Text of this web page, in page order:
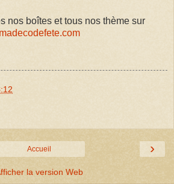
nos boîtes et tous nos thème sur
madecodefete.com
›
Accueil
la version Web